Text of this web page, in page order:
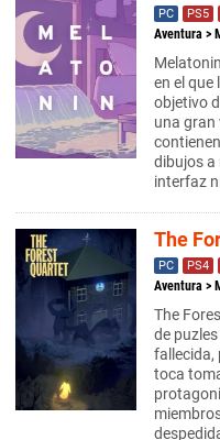
PC PS5
Aventura >
en el que
objetivo
una gran
dibujos a
interfaz
The
PC PS4
Aventura >
The
de
fallecida,
toca